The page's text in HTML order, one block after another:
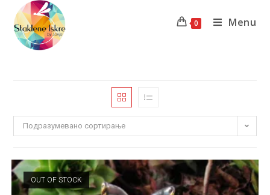
0 Menu
Подразумевано сортирање
OUT OF STOCK